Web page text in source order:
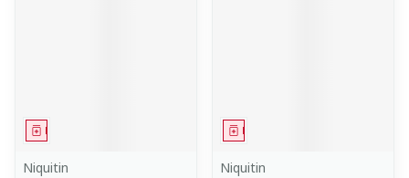
Médicament
Niquitin
Médicament
Niquitin